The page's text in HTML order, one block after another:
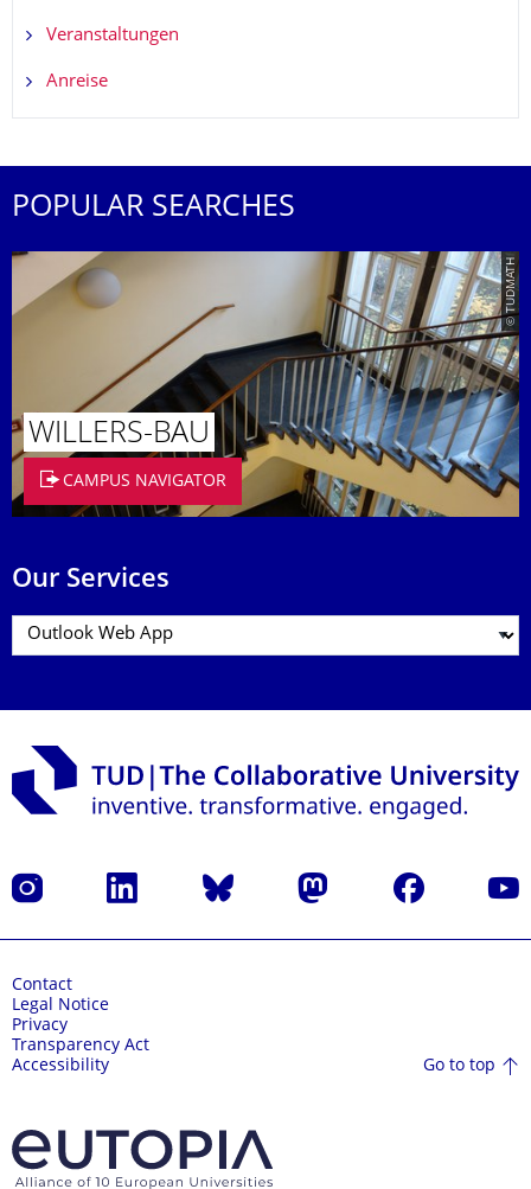
Veranstaltungen
Anreise
POPULAR SEARCHES
© TUDMATH
WILLERS-BAU
CAMPUS NAVIGATOR
Our Services
Instagram LinkedIn Bluesky Mastodon Facebook
Contact
Legal Notice
Privacy
Transparency Act
Accessibility
Go to top